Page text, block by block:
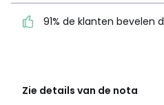
3 4
4 6
Zie details van de nota
91% de klanten bevelen